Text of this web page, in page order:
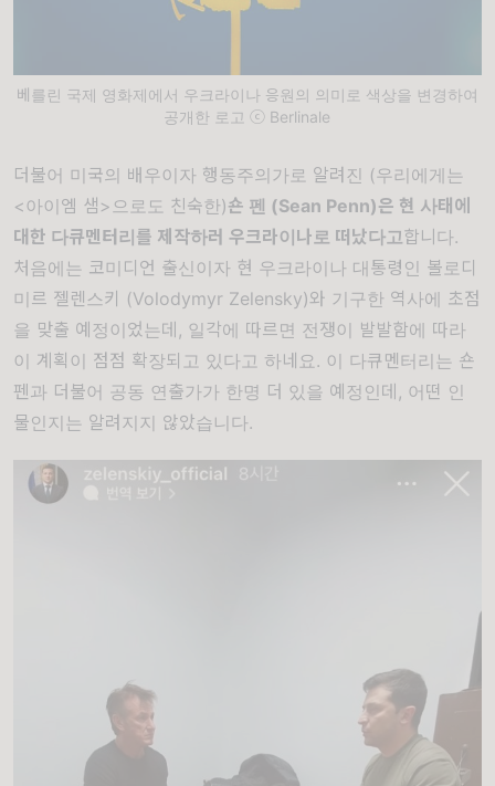
베를린 국제 영화제에서 우크라이나 응원의 의미로 색상을 변경하여
공개한 로고 ⓒ Berlinale
더불어 미국의 배우이자 행동주의가로 알려진 (우리에게는
<아이엠 샘>으로도 친숙한)숀 펜 (Sean Penn)은 현 사태에
대한 다큐멘터리를 제작하러 우크라이나로 떠났다고합니다.
처음에는 코미디언 출신이자 현 우크라이나 대통령인 볼로디
미르 젤렌스키 (Volodymyr Zelensky)와 기구한 역사에 초점
을 맞출 예정이었는데, 일각에 따르면 전쟁이 발발함에 따라
이 계획이 점점 확장되고 있다고 하네요. 이 다큐멘터리는 숀
펜과 더불어 공동 연출가가 한명 더 있을 예정인데, 어떤 인
물인지는 알려지지 않았습니다.